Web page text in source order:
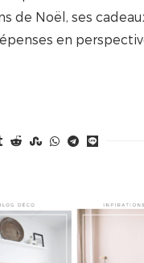
de Noël, ses
en